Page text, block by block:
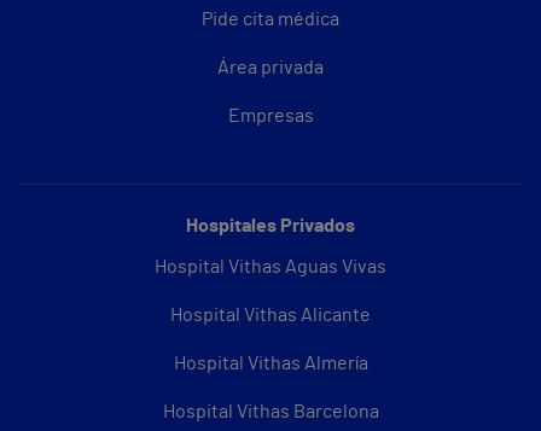
Pide cita médica
Área privada
Empresas
Hospitales Privados
Hospital Vithas Aguas Vivas
Hospital Vithas Alicante
Hospital Vithas Almería
Hospital Vithas Barcelona